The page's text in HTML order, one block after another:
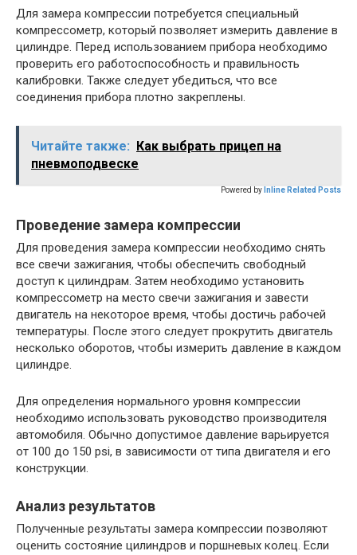
Для замера компрессии потребуется специальный
компрессометр, который позволяет измерить давление в
цилиндре. Перед использованием прибора необходимо
проверить его работоспособность и правильность
калибровки. Также следует убедиться, что все
соединения прибора плотно закреплены.
Читайте также: Как выбрать прицеп на
пневмоподвеске
Powered by Inline Related Posts
Проведение замера компрессии
Для проведения замера компрессии необходимо снять
все свечи зажигания, чтобы обеспечить свободный
доступ к цилиндрам. Затем необходимо установить
компрессометр на место свечи зажигания и завести
двигатель на некоторое время, чтобы достичь рабочей
температуры. После этого следует прокрутить двигатель
несколько оборотов, чтобы измерить давление в каждом
цилиндре.
Для определения нормального уровня компрессии
необходимо использовать руководство производителя
автомобиля. Обычно допустимое давление варьируется
от 100 до 150 psi, в зависимости от типа двигателя и его
конструкции.
Анализ результатов
Полученные результаты замера компрессии позволяют
оценить состояние цилиндров и поршневых колец. Если